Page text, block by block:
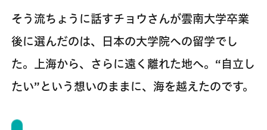
そう流ちょうに話すチョウさんが雲南大学卒業
後に選んだのは、日本の大学院への留学でし
た。上海から、さらに遠く離れた地へ。“自立し
たい”という想いのままに、海を越えたのです。